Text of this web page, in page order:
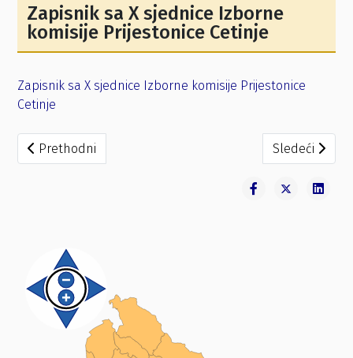
Zapisnik sa X sjednice Izborne
komisije Prijestonice Cetinje
Zapisnik sa X sjednice Izborne komisije Prijestonice
Cetinje
Prethodni članak: Zaključak o utvrđivanju
Prethodni Sledeći
Sledeći